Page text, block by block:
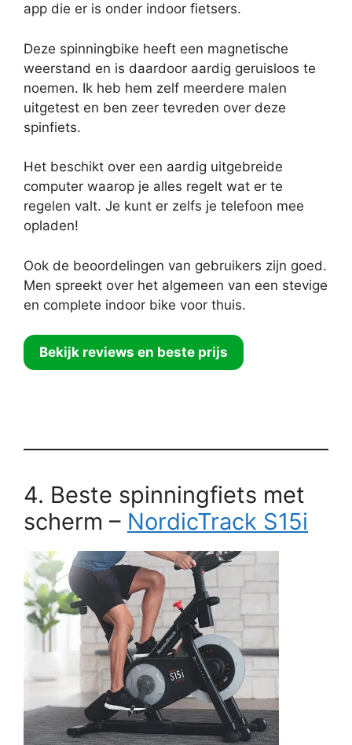
app die er is onder indoor fietsers.
Deze spinningbike heeft een magnetische
weerstand en is daardoor aardig geruisloos te
noemen. Ik heb hem zelf meerdere malen
uitgetest en ben zeer tevreden over deze
spinfiets.
Het beschikt over een aardig uitgebreide
computer waarop je alles regelt wat er te
regelen valt. Je kunt er zelfs je telefoon mee
opladen!
Ook de beoordelingen van gebruikers zijn goed.
Men spreekt over het algemeen van een stevige
en complete indoor bike voor thuis.
Bekijk reviews en beste prijs
4. Beste spinningfiets met
scherm – NordicTrack S15i